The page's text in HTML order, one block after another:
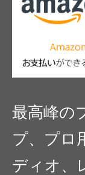
最高峰の
プ、プロ
ディオ、